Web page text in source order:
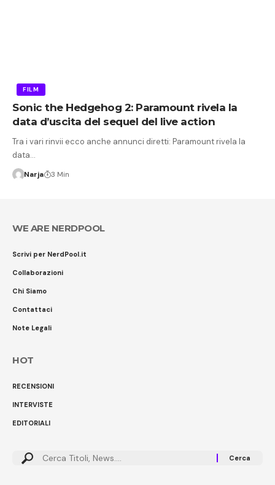
FILM
Sonic the Hedgehog 2: Paramount rivela la
data d’uscita del sequel del live action
Tra i vari rinvii ecco anche annunci diretti: Paramount rivela la
data…
Narja 3 Min
WE ARE NERDPOOL
Scrivi per NerdPool.it
Collaborazioni
Chi Siamo
Contattaci
Note Legali
HOT
RECENSIONI
INTERVISTE
EDITORIALI
Cerca: